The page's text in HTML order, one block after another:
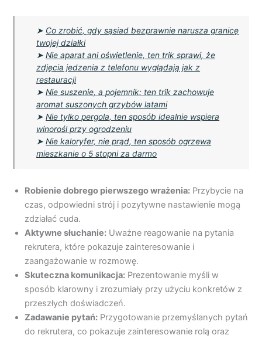
➤ Co zrobić, gdy sąsiad bezprawnie narusza granicę
twojej działki
➤Nie aparat ani oświetlenie, ten trik sprawi, że
zdjęcia jedzenia z telefonu wyglądają jak z
restauracji
➤Nie suszenie, a pojemnik: ten trik zachowuje
aromat suszonych grzybów latami
➤Nie tylko pergola, ten sposób idealnie wspiera
winorośl przy ogrodzeniu
➤Nie kaloryfer, nie prąd, ten sposób ogrzewa
mieszkanie o 5 stopni za darmo
Robienie dobrego pierwszego wrażenia: Przybycie na
czas, odpowiedni strój i pozytywne nastawienie mogą
zdziałać cuda.
Aktywne słuchanie: Uważne reagowanie na pytania
rekrutera, które pokazuje zainteresowanie i
zaangażowanie w rozmowę.
Skuteczna komunikacja: Prezentowanie myśli w
sposób klarowny i zrozumiały przy użyciu konkretów z
przeszłych doświadczeń.
Zadawanie pytań: Przygotowanie przemyślanych pytań
do rekrutera, co pokazuje zainteresowanie rolą oraz